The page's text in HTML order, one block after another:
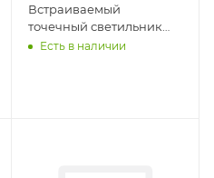
Встраиваемый
точечный светильник
для натяжных ПВХ
Есть в наличии